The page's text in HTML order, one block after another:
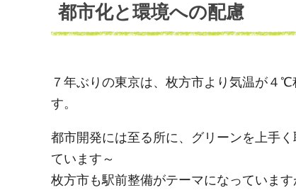
都市化と環境への配慮
７年ぶりの東京は、枚方市より気温が４
す。
都市開発には至る所に、グリーンを上手
ています～
枚方市も駅前整備がテーマになっていま